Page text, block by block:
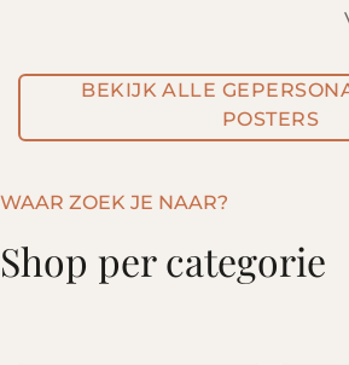
BEKIJK ALLE
POSTERS
WAAR ZOEK JE NAAR?
Shop per categorie